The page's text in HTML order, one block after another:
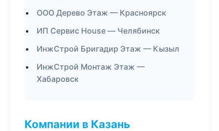
ООО Дерево Этаж — Красноярск
ИП Сервис House — Челябинск
ИнжСтрой Бригадир Этаж — Кызыл
ИнжСтрой Монтаж Этаж —
Хабаровск
Компании в Казань